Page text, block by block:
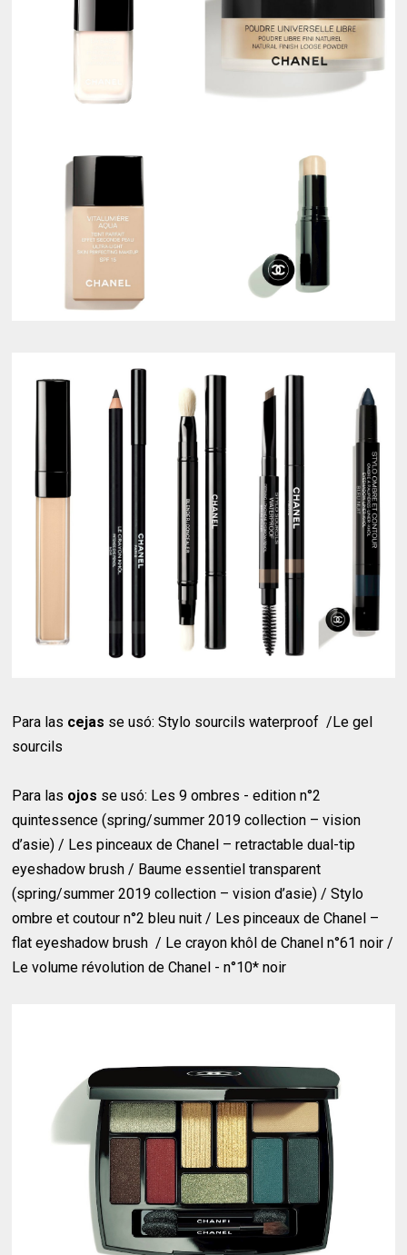
Para las cejas se usó: Stylo sourcils waterproof /Le gel
sourcils
Para las ojos se usó: Les 9 ombres - edition n°2
quintessence (spring/summer 2019 collection – vision
d’asie) / Les pinceaux de Chanel – retractable dual-tip
eyeshadow brush / Baume essentiel transparent
(spring/summer 2019 collection – vision d’asie) / Stylo
ombre et coutour n°2 bleu nuit / Les pinceaux de Chanel –
flat eyeshadow brush / Le crayon khôl de Chanel n°61 noir /
Le volume révolution de Chanel - n°10* noir